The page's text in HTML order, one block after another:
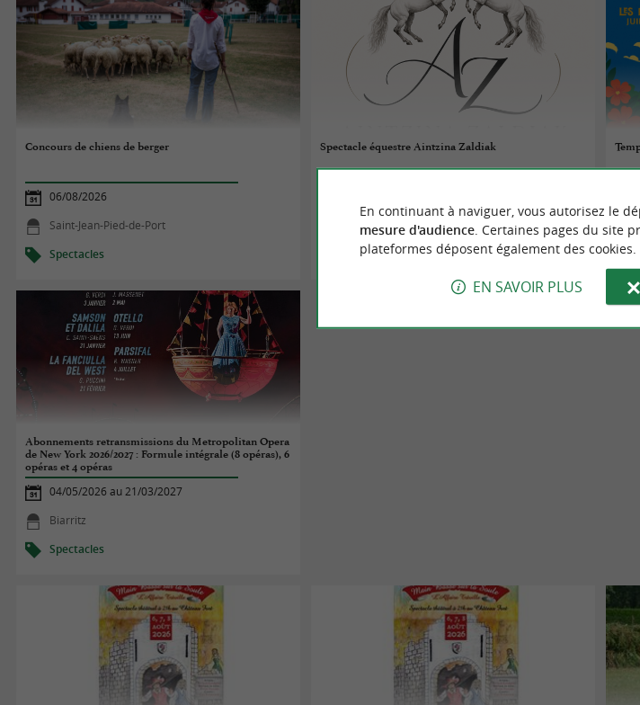
Concours de chiens de berger
06/08/2026
Saint-Jean-Pied-de-Port
Spectacles
Spectacle équestre Aintzina Zaldiak
Biarritz
Spectacles
Abonnements retransmissions du Metropolitan Opera
de New York 2026/2027 : Formule intégrale (8 opéras), 6
opéras et 4 opéras
04/05/2026 au 21/03/2027
Biarritz
Spectacles
En continuant à naviguer, vous autorisez le
mesure d'audience. Certaines pages du site
plateformes déposent également des cookies.
EN SAVOIR PLUS